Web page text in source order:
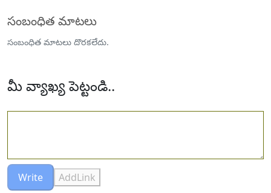
సంబంధిత మాటలు
సంబంధిత మాటలు దొరకలేదు.
మీ వ్యాఖ్య పెట్టండి..
Write AddLink